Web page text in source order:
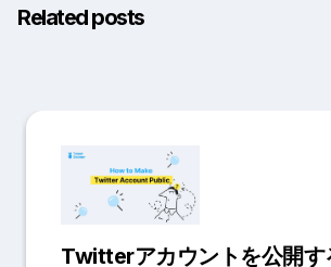
Related posts
Twitterアカウントを公開す